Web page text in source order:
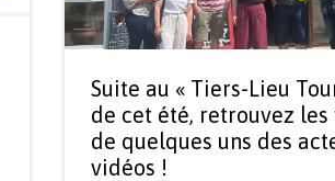
Suite au « Tiers-Lieu
de cet été, retrouvez les
de quelques uns des
vidéos !